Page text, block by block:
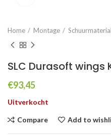
Home Montage
SLC Durasoft wings
€93,45
Uitverkocht
Compare Add to